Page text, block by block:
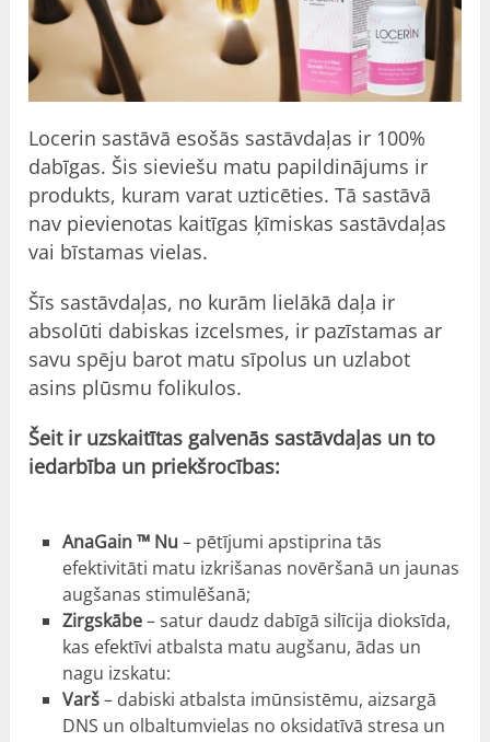
Locerin sastāvā esošās sastāvdaļas ir 100%
dabīgas. Šis sieviešu matu papildinājums ir
produkts, kuram varat uzticēties. Tā sastāvā
nav pievienotas kaitīgas ķīmiskas sastāvdaļas
vai bīstamas vielas.
Šīs sastāvdaļas, no kurām lielākā daļa ir
absolūti dabiskas izcelsmes, ir pazīstamas ar
savu spēju barot matu sīpolus un uzlabot
asins plūsmu folikulos.
Šeit ir uzskaitītas galvenās sastāvdaļas un to
iedarbība un priekšrocības:
AnaGain ™ Nu – pētījumi apstiprina tās
efektivitāti matu izkrišanas novēršanā un jaunas
augšanas stimulēšanā;
Zirgskābe– satur daudz dabīgā silīcija dioksīda,
kas efektīvi atbalsta matu augšanu, ādas un
nagu izskatu:
Varš– dabiski atbalsta imūnsistēmu, aizsargā
DNS un olbaltumvielas no oksidatīvā stresa un